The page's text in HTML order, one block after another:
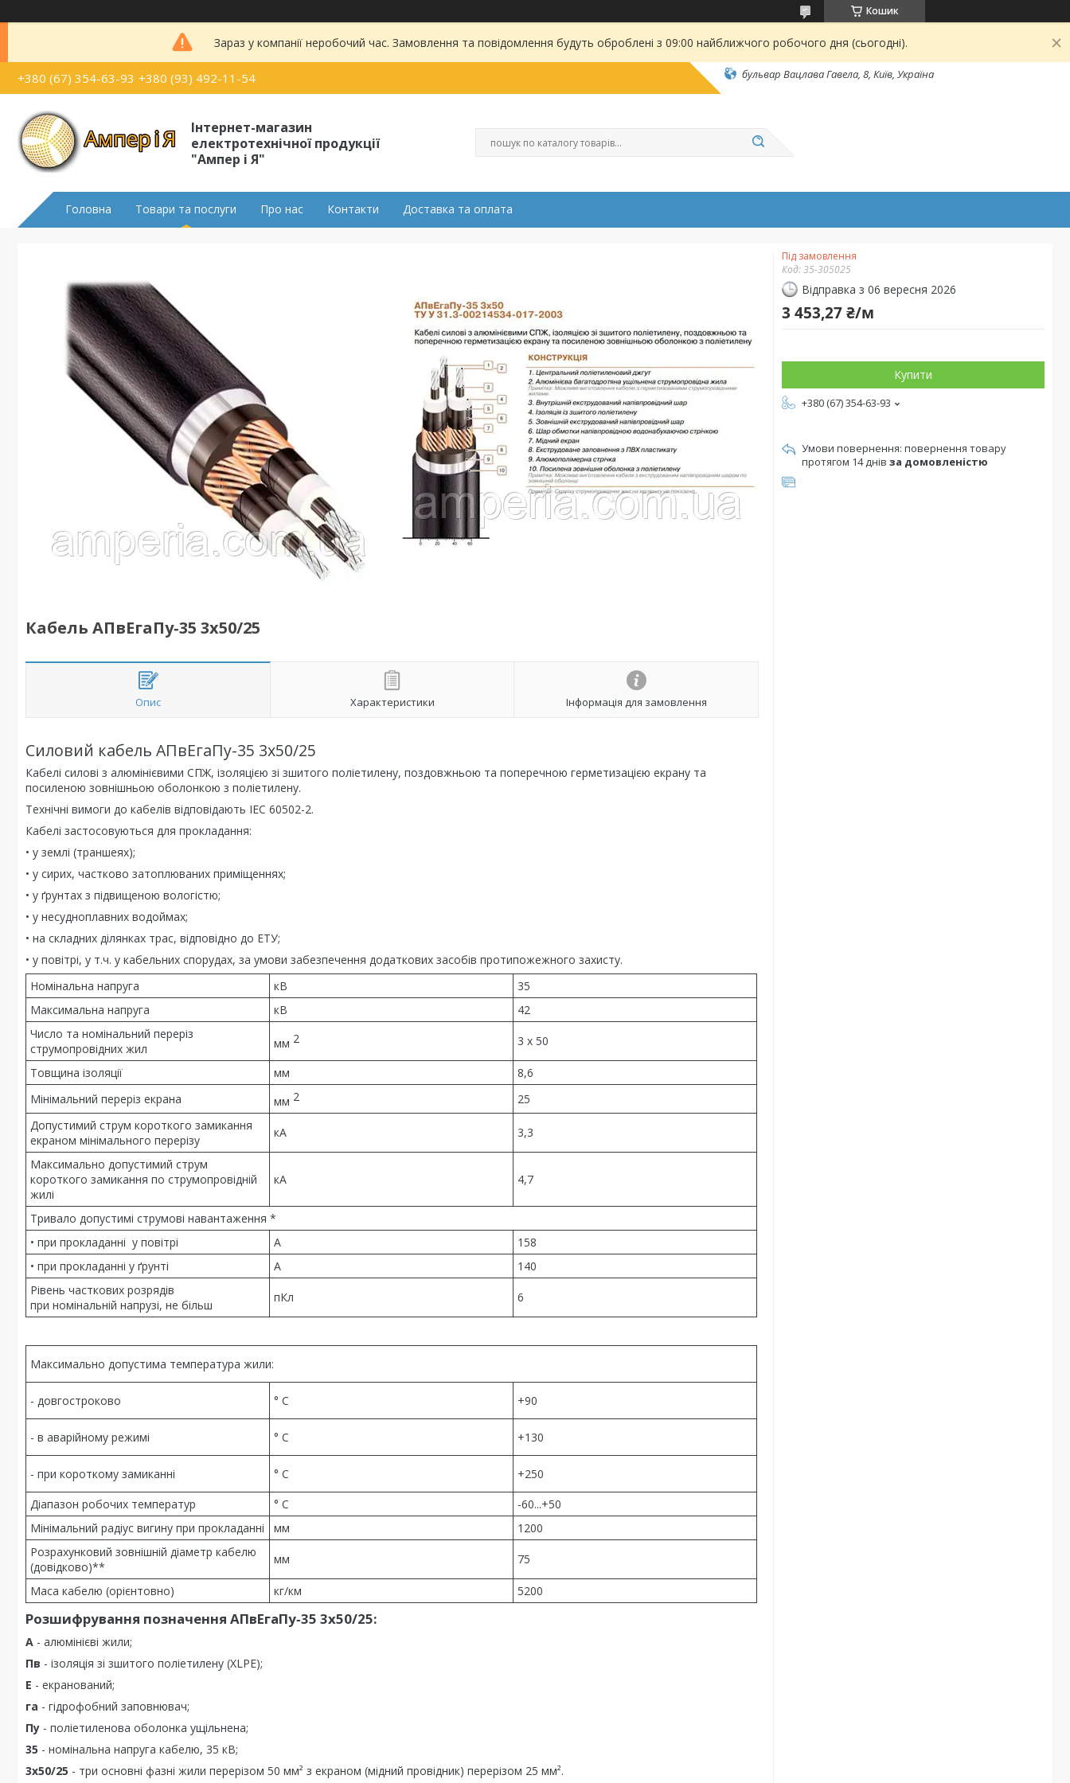
Кошик
Зараз у компанії неробочий час. Замовлення та повідомлення будуть оброблені з 09:00 найближчого робочого дня (сьогодні).
+380 (67) 354-63-93 +380 (93) 492-11-54 бульвар Вацлава Гавела, 8, Київ, Україна
Інтернет-магазин
електротехнічної продукції
"Ампер і Я"
Головна Товари та послуги Про нас Контакти Доставка та оплата
Кабель АПвЕгаПу‑35 3х50/25
Опис Характеристики Інформація для замовлення
Силовий кабель АПвЕгаПу-35 3х50/25
Кабелі силові з алюмінієвими СПЖ, ізоляцією зі зшитого поліетилену, поздовжньою та поперечною герметизацією екрану та
посиленою зовнішньою оболонкою з поліетилену.
Технічні вимоги до кабелів відповідають IEC 60502-2.
Кабелі застосовуються для прокладання:
• у землі (траншеях);
• у сирих, частково затоплюваних приміщеннях;
• у ґрунтах з підвищеною вологістю;
• у несудноплавних водоймах;
• на складних ділянках трас, відповідно до ЕТУ;
• у повітрі, у т.ч. у кабельних спорудах, за умови забезпечення додаткових засобів протипожежного захисту.
Номінальна напруга
кВ
35
Максимальна напруга
кВ
42
Число та номінальний переріз
струмопровідних жил
мм 2 3 x 50
Товщина ізоляції мм
8,6
Мінімальний переріз екрана
мм 2
25
Допустимий струм короткого замикання
екраном мінімального перерізу
кА 3,3
Максимально допустимий струм
короткого замикання по струмопровідній
жилі
кА 4,7
Тривало допустимі струмові навантаження *
• при прокладанні у повітрі
А
158
• при прокладанні у ґрунті
А
140
Рівень часткових розрядів
при номінальній напрузі, не більш
пКл 6
Максимально допустима температура жили:
- довгостроково ° С +90
- в аварійному режимі ° С +130
- при короткому замиканні ° С
+250
Діапазон робочих температур
° С
-60...+50
Мінімальний радіус вигину при прокладанні
мм
1200
Розрахунковий зовнішній діаметр кабелю
(довідково)**
мм 75
Маса кабелю (орієнтовно) кг/км 5200
Розшифрування позначення АПвЕгаПу‑35 3х50/25:
А - алюмінієві жили;
Пв - ізоляція зі зшитого поліетилену (XLPE);
Е - екранований;
га - гідрофобний заповнювач;
Пу - поліетиленова оболонка ущільнена;
35 - номінальна напруга кабелю, 35 кВ;
3х50/25 - три основні фазні жили перерізом 50 мм² з екраном (мідний провідник) перерізом 25 мм².
Під замовлення
Код:35-305025
Відправка з 06 вересня 2026
3 453,27 ₴/м
Купити
+380 (67) 354-63-93
повернення товару
протягом 14 днів за домовленістю